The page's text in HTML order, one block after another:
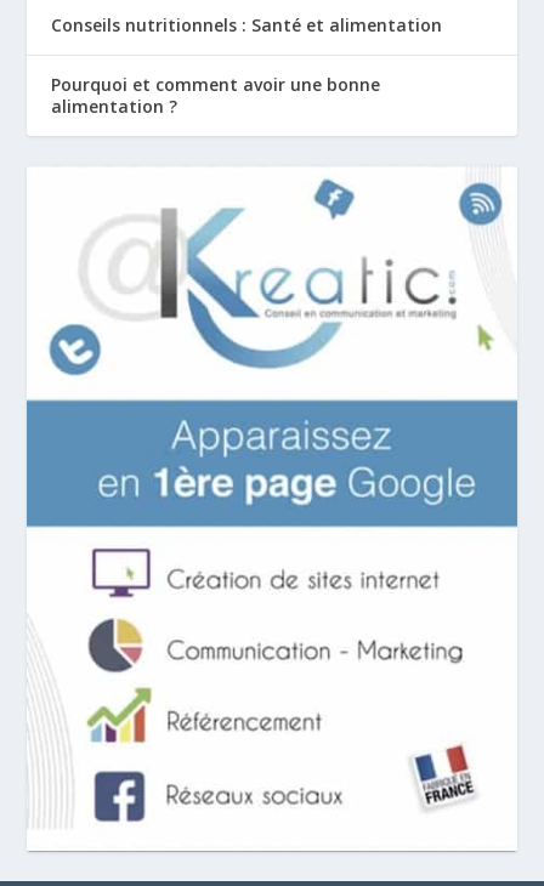
Conseils nutritionnels : Santé et alimentation
Pourquoi et comment avoir une bonne
alimentation ?